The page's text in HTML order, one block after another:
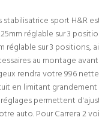
stabilisatrice sport H&R
réglable sur 3
réglable sur 3 positions,
au montage
rendra votre 996
en limitant grandement
permettent
auto. Pour Carrera 2